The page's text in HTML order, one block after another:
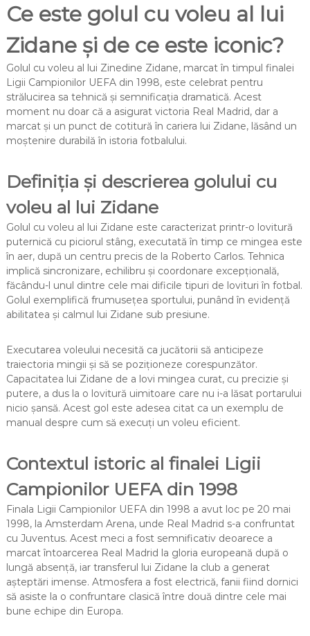
Ce este golul cu voleu al lui
Zidane și de ce este iconic?
Golul cu voleu al lui Zinedine Zidane, marcat în timpul finalei
Ligii Campionilor UEFA din 1998, este celebrat pentru
strălucirea sa tehnică și semnificația dramatică. Acest
moment nu doar că a asigurat victoria Real Madrid, dar a
marcat și un punct de cotitură în cariera lui Zidane, lăsând un
moștenire durabilă în istoria fotbalului.
Definiția și descrierea golului cu
voleu al lui Zidane
Golul cu voleu al lui Zidane este caracterizat printr-o lovitură
puternică cu piciorul stâng, executată în timp ce mingea este
în aer, după un centru precis de la Roberto Carlos. Tehnica
implică sincronizare, echilibru și coordonare excepțională,
făcându-l unul dintre cele mai dificile tipuri de lovituri în fotbal.
Golul exemplifică frumusețea sportului, punând în evidență
abilitatea și calmul lui Zidane sub presiune.
Executarea voleului necesită ca jucătorii să anticipeze
traiectoria mingii și să se poziționeze corespunzător.
Capacitatea lui Zidane de a lovi mingea curat, cu precizie și
putere, a dus la o lovitură uimitoare care nu i-a lăsat portarului
nicio șansă. Acest gol este adesea citat ca un exemplu de
manual despre cum să execuți un voleu eficient.
Contextul istoric al finalei Ligii
Campionilor UEFA din 1998
Finala Ligii Campionilor UEFA din 1998 a avut loc pe 20 mai
1998, la Amsterdam Arena, unde Real Madrid s-a confruntat
cu Juventus. Acest meci a fost semnificativ deoarece a
marcat întoarcerea Real Madrid la gloria europeană după o
lungă absență, iar transferul lui Zidane la club a generat
așteptări imense. Atmosfera a fost electrică, fanii fiind dornici
să asiste la o confruntare clasică între două dintre cele mai
bune echipe din Europa.